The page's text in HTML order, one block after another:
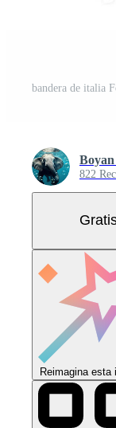
bandera de italia
822
Reimagina esta